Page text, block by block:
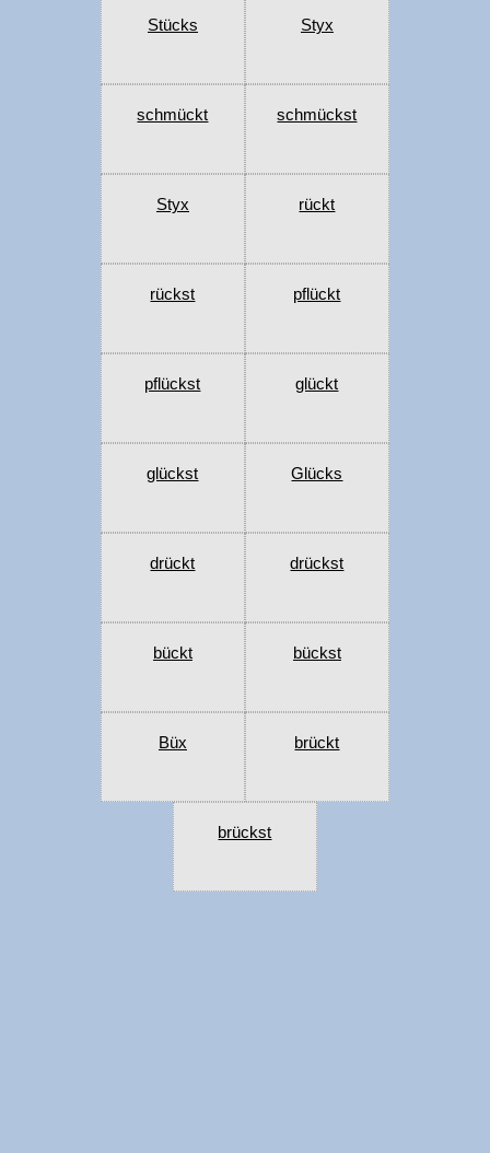
Stücks Styx
schmückt schmückst
Styx rückt
rückst pflückt
pflückst glückt
glückst Glücks
drückt drückst
bückt bückst
Büx brückt
brückst